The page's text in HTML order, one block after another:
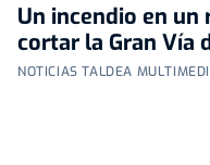
Un incendio en
cortar la Gran Vía
NOTICIAS TALDEA